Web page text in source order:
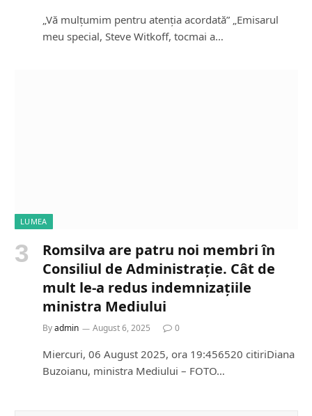
„Vă mulțumim pentru atenția acordată” „Emisarul
meu special, Steve Witkoff, tocmai a…
LUMEA
Romsilva are patru noi membri în
Consiliul de Administrație. Cât de
mult le-a redus indemnizațiile
ministra Mediului
Byadmin August 6, 2025 0
Miercuri, 06 August 2025, ora 19:456520 citiriDiana
Buzoianu, ministra Mediului – FOTO…